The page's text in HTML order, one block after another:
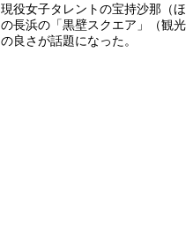
現役女子タレントの宝持沙那（
の長浜の「黒壁スクエア」（観
の良さが話題になった。